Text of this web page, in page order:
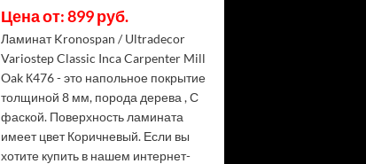
Цена от: 899 руб.
Ламинат Kronospan / Ultradecor
Variostep Classic Inca Carpenter Mill
Oak К476 - это напольное покрытие
толщиной 8 мм, порода дерева , С
фаской. Поверхность ламината
имеет цвет Коричневый. Если вы
хотите купить в нашем интернет-